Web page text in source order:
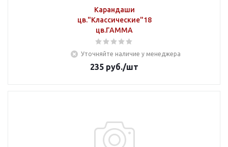
Карандаши
цв."Классические"18
цв.ГАММА
Уточняйте наличие у менеджера
235 руб./шт